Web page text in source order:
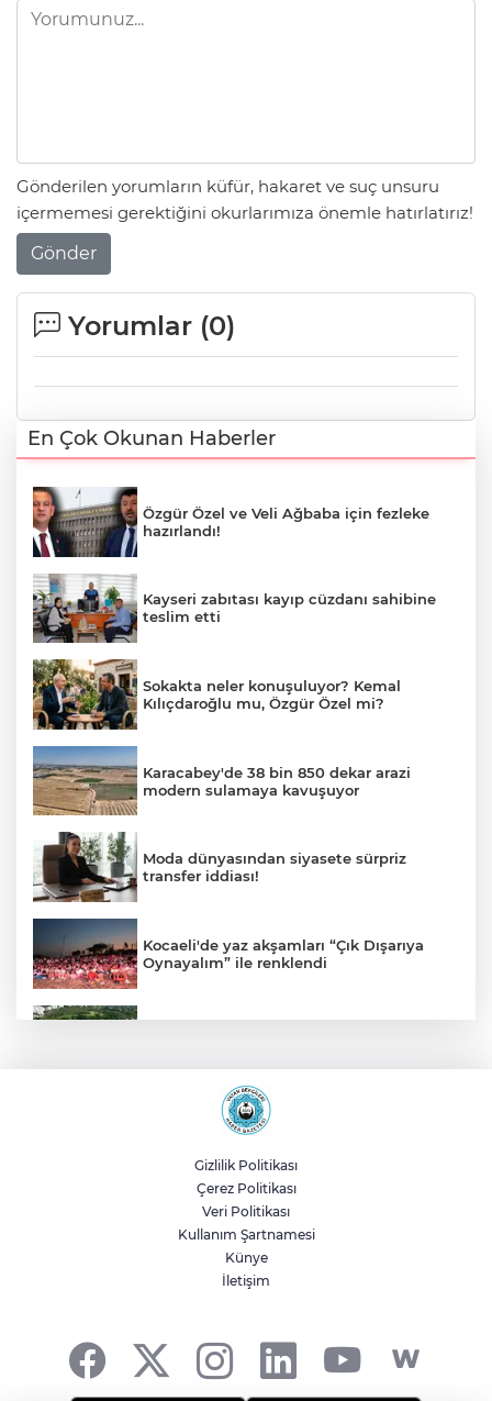
Gönderilen yorumların küfür, hakaret ve suç unsuru
içermemesi gerektiğini okurlarımıza önemle hatırlatırız!
Gönder
Yorumlar (0)
En Çok Okunan Haberler
Özgür Özel ve Veli Ağbaba için fezleke
hazırlandı!
Kayseri zabıtası kayıp cüzdanı sahibine
teslim etti
Sokakta neler konuşuluyor? Kemal
Kılıçdaroğlu mu, Özgür Özel mi?
Karacabey'de 38 bin 850 dekar arazi
modern sulamaya kavuşuyor
Moda dünyasından siyasete sürpriz
transfer iddiası!
Kocaeli'de yaz akşamları “Çık Dışarıya
Oynayalım” ile renklendi
İzmir’de engelli yurttaşlar denizle
Fuar 38'de 'Neşeli Günler' nostaljisi
Kayseri Büyükşehir'den suyun
Gizlilik Politikası
Çerez Politikası
Veri Politikası
Kullanım Şartnamesi
Künye
İletişim